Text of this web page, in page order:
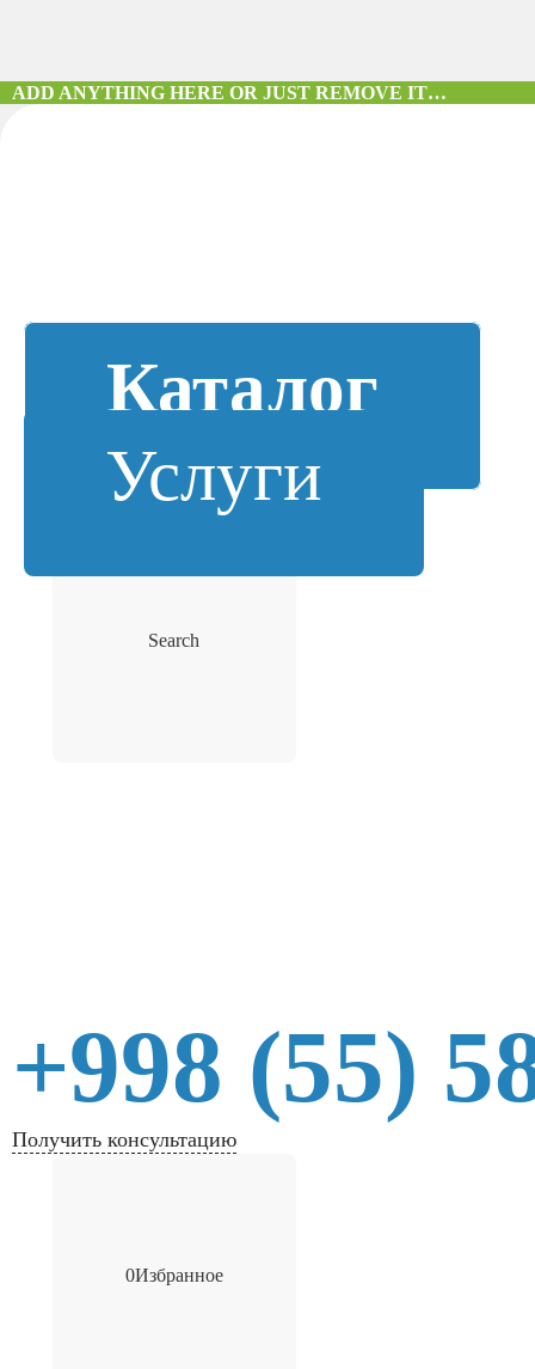
ADD ANYTHING HERE OR JUST REMOVE IT…
Каталог
Услуги
Search
+998 (55)
Получить консультацию
0Избранное